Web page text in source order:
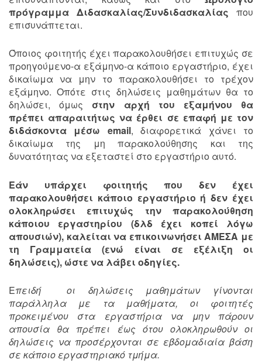
πρόγραμμα Διδασκαλίας/Συνδιδασκαλίας που
επισυνάπτεται.
Όποιος φοιτητής έχει παρακολουθήσει επιτυχώς σε
προηγούμενο-α εξάμηνο-α κάποιο εργαστήριο, έχει
δικαίωμα να μην το παρακολουθήσει το τρέχον
εξάμηνο. Οπότε στις δηλώσεις μαθημάτων θα το
δηλώσει, όμως στην αρχή του εξαμήνου θα
πρέπει απαραιτήτως να έρθει σε επαφή με τον
διδάσκοντα μέσω email, διαφορετικά χάνει το
δικαίωμα της μη παρακολούθησης και της
δυνατότητας να εξεταστεί στο εργαστήριο αυτό.
Εάν υπάρχει φοιτητής που δεν έχει
παρακολουθήσει κάποιο εργαστήριο ή δεν έχει
ολοκληρώσει επιτυχώς την παρακολούθηση
κάποιου εργαστηρίου (δλδ έχει κοπεί λόγω
απουσιών), καλείται να επικοινωνήσει ΑΜΕΣΑ με
τη Γραμματεία (ενώ είναι σε εξέλιξη οι
δηλώσεις), ώστε να λάβει οδηγίες.
Επειδή οι δηλώσεις μαθημάτων γίνονται
παράλληλα με τα μαθήματα, οι φοιτητές
προκειμένου στα εργαστήρια να μην πάρουν
απουσία θα πρέπει έως ότου ολοκληρωθούν οι
δηλώσεις να προσέρχονται σε εβδομαδιαία βάση
σε κάποιο εργαστηριακό τμήμα.